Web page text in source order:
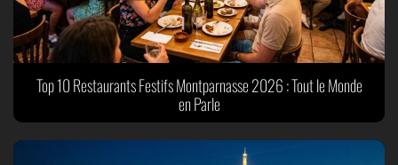
Top 10 Restaurants Festifs Montparnasse 2026 : Tout le Monde
en Parle